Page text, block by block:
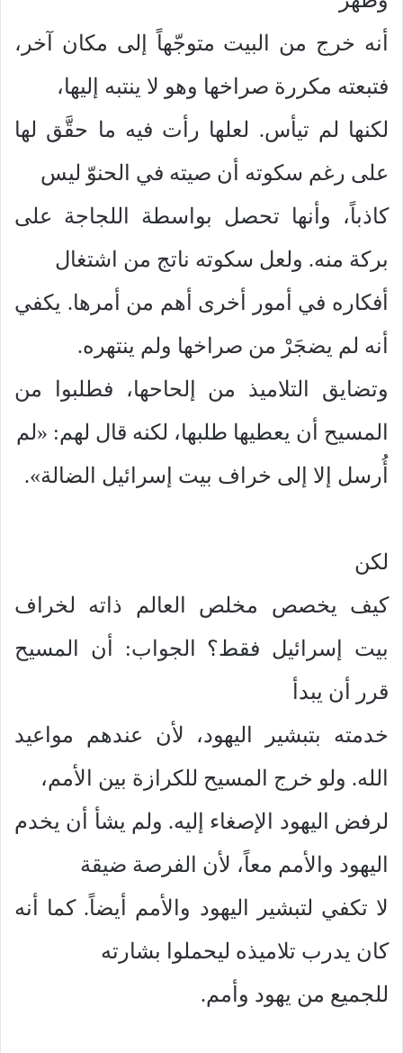
أنه خرج من البيت متوجّهاً إلى مكان آخر،
فتبعته مكررة صراخها وهو لا ينتبه إليها،
لكنها لم تيأس. لعلها رأت فيه ما حقَّق لها
على رغم سكوته أن صيته في الحنوّ ليس
كاذباً، وأنها تحصل بواسطة اللجاجة على
بركة منه. ولعل سكوته ناتج من اشتغال
أفكاره في أمور أخرى أهم من أمرها. يكفي
أنه لم يضجَرْ من صراخها ولم ينتهره.
وتضايق التلاميذ من إلحاحها، فطلبوا من
المسيح أن يعطيها طلبها، لكنه قال لهم: «لم
أُرسل إلا إلى خراف بيت إسرائيل الضالة».
لكن
كيف يخصص مخلص العالم ذاته لخراف
بيت إسرائيل فقط؟ الجواب: أن المسيح
قرر أن يبدأ
خدمته بتبشير اليهود، لأن عندهم مواعيد
الله. ولو خرج المسيح للكرازة بين الأمم،
لرفض اليهود الإصغاء إليه. ولم يشأ أن يخدم
اليهود والأمم معاً، لأن الفرصة ضيقة
لا تكفي لتبشير اليهود والأمم أيضاً. كما أنه
كان يدرب تلاميذه ليحملوا بشارته
للجميع من يهود وأمم.